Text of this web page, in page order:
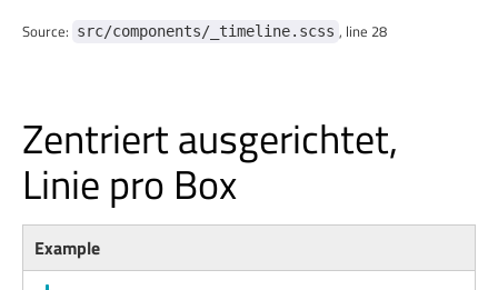
Source: src/components/_timeline.scss , line 28
Zentriert ausgerichtet,
Linie pro Box
Example